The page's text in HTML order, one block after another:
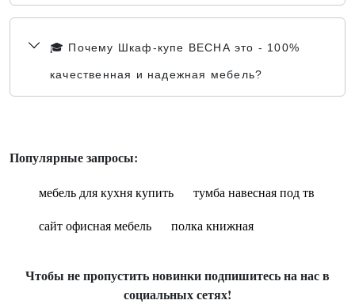
🎓 Почему Шкаф-купе ВЕСНА это - 100%
качественная и надежная мебель?
Популярные запросы:
мебель для кухня купить
тумба навесная под тв
сайт офисная мебель
полка книжная
Чтобы не пропустить новинки подпишитесь на нас в
социальных сетях!